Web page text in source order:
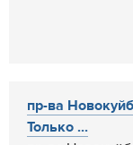
пр-ва
Только ...